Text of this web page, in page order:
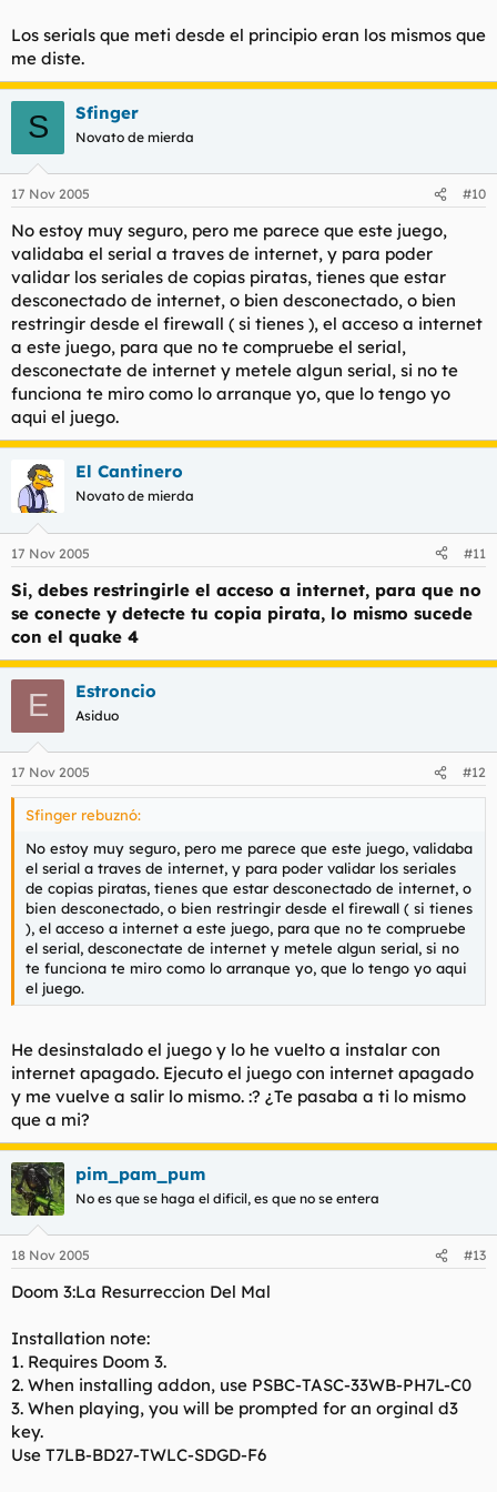
Gracias por los serials, pero me sigue ocurriendo lo mismo.
Al principio de la instalacion me pide un serial para que
comience el proceso de instalacion. Lo acepta y se instala.
A la hora de ejecutar el juego me sigue saliendo esto, le
meto el mismo passwords u otro y no me lo reconoce. Que
ocurre?
Los serials que meti desde el principio eran los mismos que
me diste.
S Sfinger
Novato de mierda
17 Nov 2005 #10
No estoy muy seguro, pero me parece que este juego,
validaba el serial a traves de internet, y para poder
validar los seriales de copias piratas, tienes que estar
desconectado de internet, o bien desconectado, o bien
restringir desde el firewall ( si tienes ), el acceso a internet
a este juego, para que no te compruebe el serial,
desconectate de internet y metele algun serial, si no te
funciona te miro como lo arranque yo, que lo tengo yo
aqui el juego.
El Cantinero
Novato de mierda
17 Nov 2005 #11
Si, debes restringirle el acceso a internet, para que no
se conecte y detecte tu copia pirata, lo mismo sucede
con el quake 4
E Estroncio
Asiduo
17 Nov 2005 #12
Sfinger rebuznó:
No estoy muy seguro, pero me parece que este juego, validaba
el serial a traves de internet, y para poder validar los seriales
de copias piratas, tienes que estar desconectado de internet, o
bien desconectado, o bien restringir desde el firewall ( si tienes
), el acceso a internet a este juego, para que no te compruebe
el serial, desconectate de internet y metele algun serial, si no
te funciona te miro como lo arranque yo, que lo tengo yo aqui
el juego.
He desinstalado el juego y lo he vuelto a instalar con
internet apagado. Ejecuto el juego con internet apagado
y me vuelve a salir lo mismo. :? ¿Te pasaba a ti lo mismo
que a mi?
pim_pam_pum
No es que se haga el dificil, es que no se entera
18 Nov 2005 #13
Doom 3:La Resurreccion Del Mal
Installation note:
1. Requires Doom 3.
2. When installing addon, use PSBC-TASC-33WB-PH7L-C0
3. When playing, you will be prompted for an orginal d3
key.
Use T7LB-BD27-TWLC-SDGD-F6